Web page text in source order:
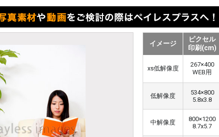
イメージ
ピクセル
印刷(cm)
xs低解像度
267×400
WEB用
低解像度
534×800
5.8x3.8
中解像度
800×1200
8.7x5.7